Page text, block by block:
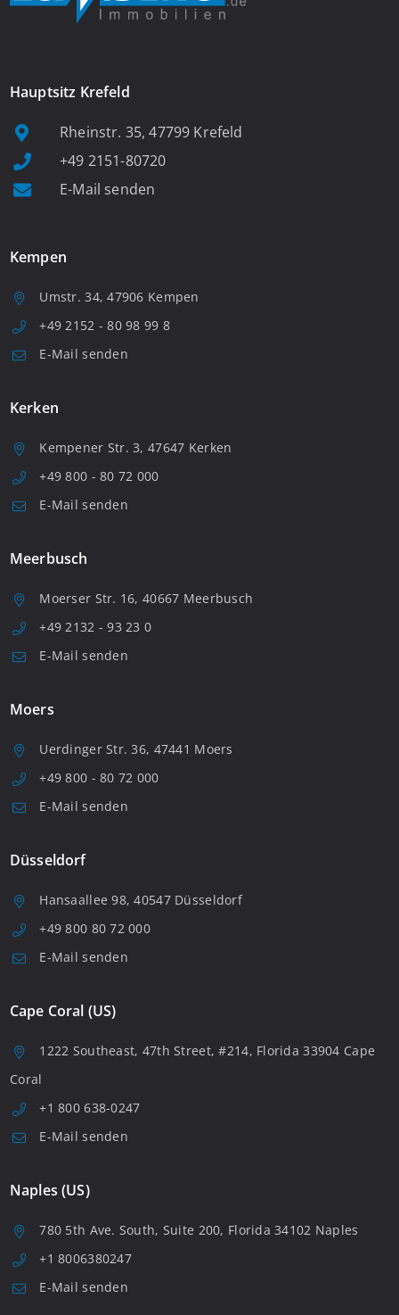
Hauptsitz Krefeld
Rheinstr. 35, 47799 Krefeld
+49 2151-80720
E-Mail senden
Kempen
Umstr. 34, 47906 Kempen
+49 2152 - 80 98 99 8
E-Mail senden
Kerken
Kempener Str. 3, 47647 Kerken
+49 800 - 80 72 000
E-Mail senden
Meerbusch
Moerser Str. 16, 40667 Meerbusch
+49 2132 - 93 23 0
E-Mail senden
Moers
Uerdinger Str. 36, 47441 Moers
+49 800 - 80 72 000
E-Mail senden
Düsseldorf
Hansaallee 98, 40547 Düsseldorf
+49 800 80 72 000
E-Mail senden
Cape Coral (US)
1222 Southeast, 47th Street, #214, Florida 33904 Cape
Coral
+1 800 638-0247
E-Mail senden
Naples (US)
780 5th Ave. South, Suite 200, Florida 34102 Naples
+1 8006380247
E-Mail senden